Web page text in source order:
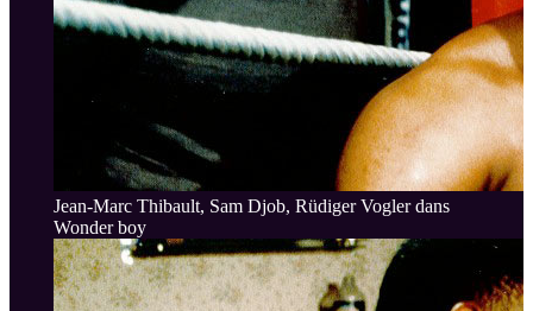
Jean-Marc Thibault, Sam Djob, Rüdiger Vogler dans
Wonder boy